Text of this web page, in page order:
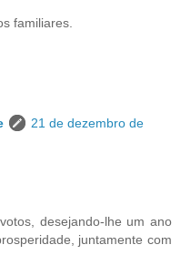
familiares.
21 de dezembro de
desejando-lhe um ano
juntamente com